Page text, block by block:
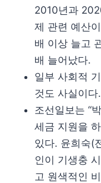
2010년과
제 관련 예산
배 이상 늘고
배 늘어났다.
일부 사회적
것도 사실이다.
조선일보는 “
세금 지원을
있다. 윤희숙(
인이 기생충
고 원색적인